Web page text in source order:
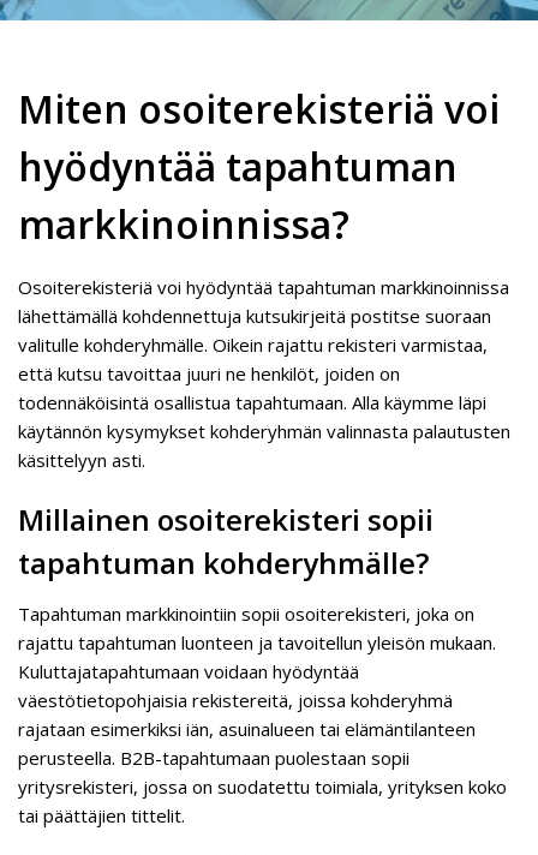
Miten osoiterekisteriä voi
hyödyntää tapahtuman
markkinoinnissa?
Osoiterekisteriä voi hyödyntää tapahtuman markkinoinnissa
lähettämällä kohdennettuja kutsukirjeitä postitse suoraan
valitulle kohderyhmälle. Oikein rajattu rekisteri varmistaa,
että kutsu tavoittaa juuri ne henkilöt, joiden on
todennäköisintä osallistua tapahtumaan. Alla käymme läpi
käytännön kysymykset kohderyhmän valinnasta palautusten
käsittelyyn asti.
Millainen osoiterekisteri sopii
tapahtuman kohderyhmälle?
Tapahtuman markkinointiin sopii osoiterekisteri, joka on
rajattu tapahtuman luonteen ja tavoitellun yleisön mukaan.
Kuluttajatapahtumaan voidaan hyödyntää
väestötietopohjaisia rekistereitä, joissa kohderyhmä
rajataan esimerkiksi iän, asuinalueen tai elämäntilanteen
perusteella. B2B-tapahtumaan puolestaan sopii
yritysrekisteri, jossa on suodatettu toimiala, yrityksen koko
tai päättäjien tittelit.